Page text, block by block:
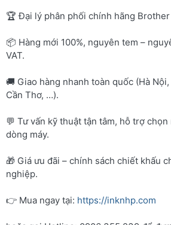
🏆 Đại lý phân phối chính hãng Brother
📦 Hàng mới 100%, nguyên tem –
VAT.
🚚 Giao hàng nhanh toàn quốc (Hà
Cần Thơ, …).
💬 Tư vấn kỹ thuật tận tâm, hỗ trợ
dòng máy.
🎁 Giá ưu đãi – chính sách chiết khấu
nghiệp.
👉 Mua ngay tại: https://inknhp.com